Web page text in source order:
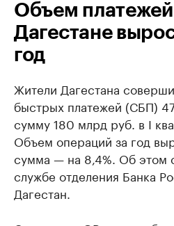
Объем
Дагестане
год
Жители Дагестана
быстрых платежей (СБП)
сумму 180 млрд руб. в I
Объем операций за год
сумма — на 8,4%. Об этом
службе отделения Банка
Дагестан.